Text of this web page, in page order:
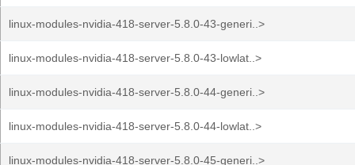
linux-modules-nvidia-418-server-5.8.0-43-generi..>
linux-modules-nvidia-418-server-5.8.0-43-lowlat..>
linux-modules-nvidia-418-server-5.8.0-44-generi..>
linux-modules-nvidia-418-server-5.8.0-44-lowlat..>
linux-modules-nvidia-418-server-5.8.0-45-generi..>